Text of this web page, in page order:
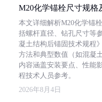
M20化学锚栓尺寸规格
本文详细解析M20化学锚
括螺杆直径、钻孔尺寸等
凝土结构后锚固技术规程
方法和典型数值（如混凝
内容涵盖安装要点、性能
程技术人员参考。
2026年8月4日